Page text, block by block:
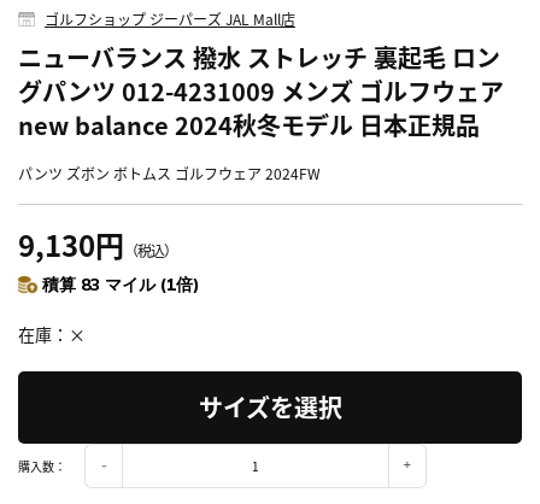
ゴルフショップ ジーパーズ JAL Mall店
ニューバランス 撥水 ストレッチ 裏起毛 ロン
グパンツ 012-4231009 メンズ ゴルフウェア
new balance 2024秋冬モデル 日本正規品
パンツ ズボン ボトムス ゴルフウェア 2024FW
9,130円 （税込）
積算 83 マイル (1倍)
在庫 ×
サイズを選択
購入数：